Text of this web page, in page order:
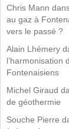
Chris Mann
au gaz à
vers le passé ?
Alain Lhémery
l’harmonisation
Fontenaisiens
Michel Giraud
de géothermie
Souche Pierre